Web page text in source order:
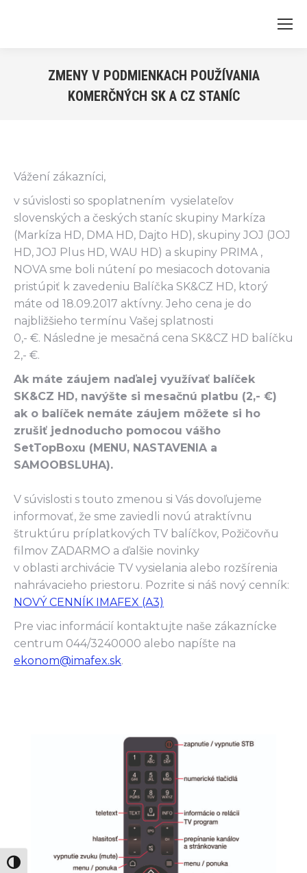
Zmeň vysoký kontrast
ZMENY V PODMIENKACH POUŽÍVANIA
KOMERČNÝCH SK A CZ STANÍC
Vážení zákazníci,
v súvislosti so spoplatnením vysielateľov
slovenských a českých staníc skupiny Markíza
(Markíza HD, DMA HD, Dajto HD), skupiny JOJ (JOJ
HD, JOJ Plus HD, WAU HD) a skupiny PRIMA ,
NOVA sme boli nútení po mesiacoch dotovania
pristúpiť k zavedeniu Balíčka SK&CZ HD, ktorý
máte od 18.09.2017 aktívny. Jeho cena je do
najbližšieho termínu Vašej splatnosti
0,- €. Následne je mesačná cena SK&CZ HD balíčku
2,- €.
Ak máte záujem naďalej využívať balíček
SK&CZ HD, navýšte si mesačnú platbu (2,- €)
ak o balíček nemáte záujem môžete si ho
zrušiť jednoducho pomocou vášho
SetTopBoxu (MENU, NASTAVENIA a
SAMOOBSLUHA).
V súvislosti s touto zmenou si Vás dovoľujeme
informovať, že sme zaviedli novú atraktívnu
štruktúru príplatkových TV balíčkov, Požičovňu
filmov ZADARMO a ďalšie novinky
v oblasti archivácie TV vysielania alebo rozšírenia
nahrávacieho priestoru. Pozrite si náš nový cenník:
NOVÝ CENNÍK IMAFEX (A3)
Pre viac informácií kontaktujte naše zákaznícke
centrum 044/3240000 alebo napíšte na
ekonom@imafex.sk.